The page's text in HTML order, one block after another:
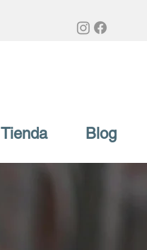
Tienda Blog